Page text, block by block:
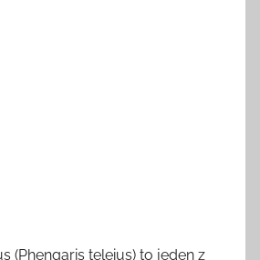
(Phengaris teleius) to jeden z